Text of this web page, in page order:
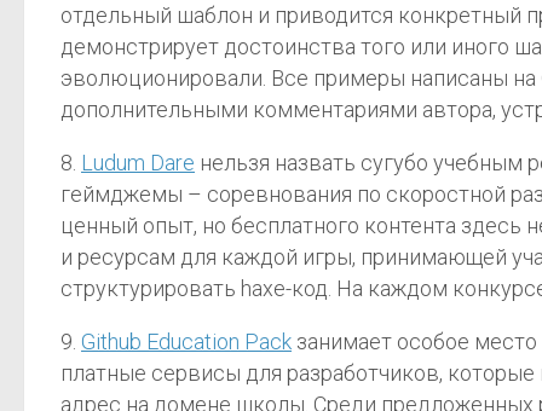
отдельный шаблон и приводится конкретный
демонстрирует достоинства того или иного
эволюционировали. Все примеры написаны на
дополнительными комментариями автора,
8. Ludum Dare нельзя назвать сугубо учебным
геймджемы – соревнования по скоростной
ценный опыт, но бесплатного контента
и ресурсам для каждой игры, принимающей
структурировать haxe-код. На каждом
9. Github Education Pack занимает особое
платные сервисы для разработчиков,
адрес на домене школы. Среди предложенных